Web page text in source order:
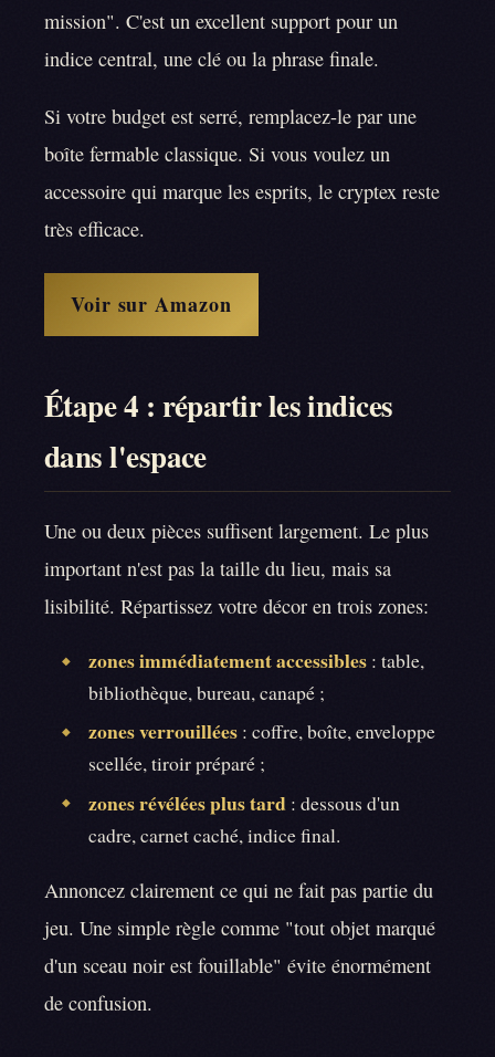
mission". C'est un excellent support pour un
indice central, une clé ou la phrase finale.
Si votre budget est serré, remplacez-le par une
boîte fermable classique. Si vous voulez un
accessoire qui marque les esprits, le cryptex reste
très efficace.
Voir sur Amazon
Étape 4 : répartir les indices
dans l'espace
Une ou deux pièces suffisent largement. Le plus
important n'est pas la taille du lieu, mais sa
lisibilité. Répartissez votre décor en trois zones:
◆ zones immédiatement accessibles : table,
bibliothèque, bureau, canapé ;
◆ zones verrouillées : coffre, boîte, enveloppe
scellée, tiroir préparé ;
◆ zones révélées plus tard : dessous d'un
cadre, carnet caché, indice final.
Annoncez clairement ce qui ne fait pas partie du
jeu. Une simple règle comme "tout objet marqué
d'un sceau noir est fouillable" évite énormément
de confusion.